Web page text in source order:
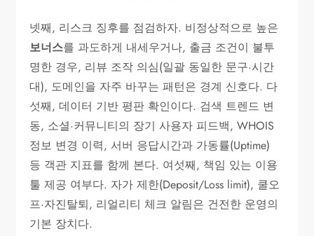
넷째, 리스크 징후를 점검하자. 비정상적으로 높은
보너스를 과도하게 내세우거나, 출금 조건이 불투
명한 경우, 리뷰 조작 의심(일괄 동일한 문구·시간
대), 도메인을 자주 바꾸는 패턴은 경계 신호다. 다
섯째, 데이터 기반 평판 확인이다. 검색 트렌드 변
동, 소셜·커뮤니티의 장기 사용자 피드백, WHOIS
정보 변경 이력, 서버 응답시간과 가동률(Uptime)
등 객관 지표를 함께 본다. 여섯째, 책임 있는 이용
툴 제공 여부다. 자가 제한(Deposit/Loss limit), 쿨오
프·자진탈퇴, 리얼리티 체크 알림은 건전한 운영의
기본 장치다.